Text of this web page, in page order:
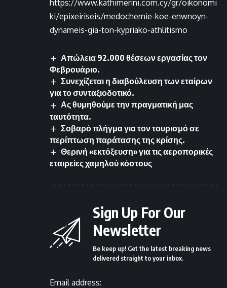
https://www.kathimerini.com.cy/gr/oikonomi
ki/epixeiriseis/medochemie-koe-enwnoyn-
dynameis-gia-ton-kypriako-athlitismo
Απώλεια 92.000 θέσεων εργασίας τον
Φεβρουάριο.
Συνεχίζεται η διαβούλευση των εταίρων
για το συνταξιοδοτικό.
Ας θυμηθούμε την πραγματική μας
ταυτότητα.
Σοβαρό πλήγμα για τον τουρισμό σε
περίπτωση παράτασης της κρίσης.
Θερινή «εκτόξευση» για τις αεροπορικές
εταιρείες χαμηλού κόστους
Sign Up For Our
Newsletter
Be keep up! Get the latest breaking news
delivered straight to your inbox.
Email address: